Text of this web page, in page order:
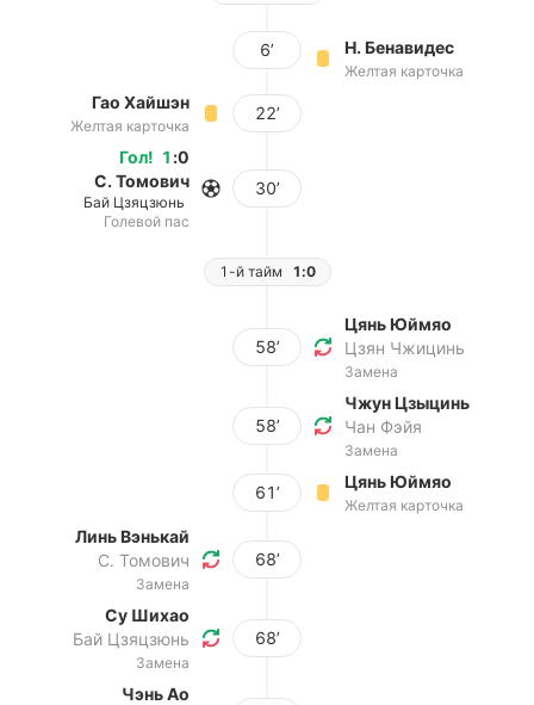
6’ Н. Бенавидес
Желтая карточка
Гао Хайшэн
Желтая карточка
22’
Гол! 1 :0
С. Томович
Бай Цзяцзюнь
Голевой пас
30’
1-й тайм 1:0
58’
Цянь Юймяо
Цзян Чжицинь
Замена
58’
Чжун Цзыцинь
Чан Фэйя
Замена
61’
Цянь Юймяо
Желтая карточка
Линь Вэнькай
С. Томович
Замена
68’
Су Шихао
Бай Цзяцзюнь
Замена
68’
Чэнь Ао